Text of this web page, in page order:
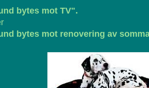
bytes mot TV".
bytes mot renovering av